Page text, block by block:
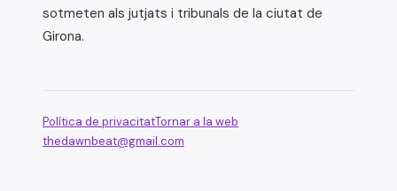
sotmeten als jutjats i tribunals de la ciutat de
Girona.
Política de privacitatTornar a la web
thedawnbeat@gmail.com